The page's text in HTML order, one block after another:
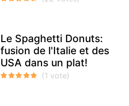
Le Spaghetti Donuts:
fusion de l'Italie et des
USA dans un plat!